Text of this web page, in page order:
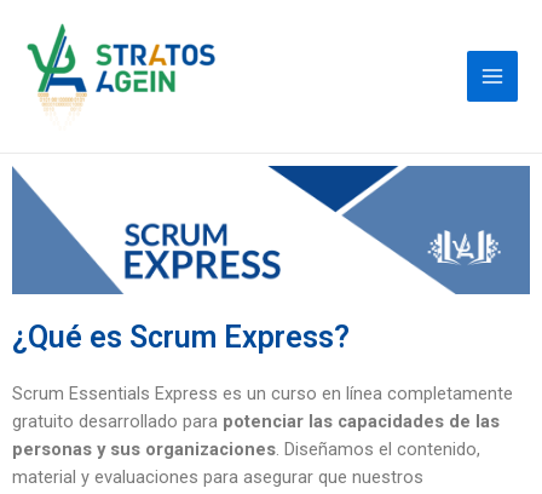
¿Qué es Scrum Express?
Scrum Essentials Express es un curso en línea completamente
gratuito desarrollado para potenciar las capacidades de las
personas y sus organizaciones. Diseñamos el contenido,
material y evaluaciones para asegurar que nuestros